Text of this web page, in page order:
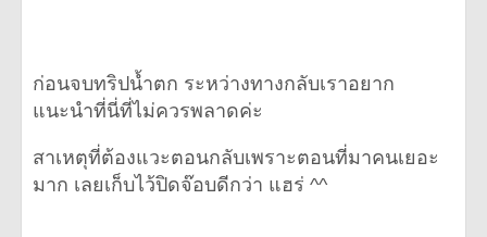
ก่อนจบทริปน้ำตก ระหว่างทางกลับเราอยาก
แนะนำที่นี่ที่ไม่ควรพลาดค่ะ
สาเหตุที่ต้องแวะตอนกลับเพราะตอนที่มาคนเยอะ
มาก เลยเก็บไว้ปิดจ๊อบดีกว่า แฮร่ ^^